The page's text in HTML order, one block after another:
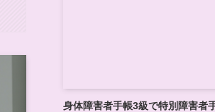
身体障害者手帳3級で特別障害者